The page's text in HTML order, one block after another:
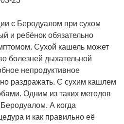
с Беродуалом при сухом
и ребёнок обязательно
Сухой кашель может
болезней дыхательной
непродуктивное
раздражать. С сухим кашлем
Одним из таких методов
А когда
и как правильно её